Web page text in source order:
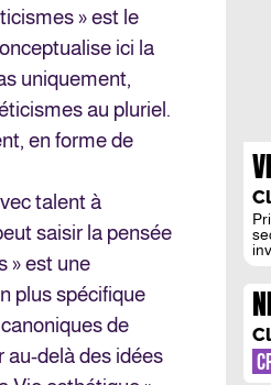
» est le
ici la
uniquement,
au pluriel.
en forme de
talent à
saisir la pensée
» est une
plus spécifique
de
au-delà des idées